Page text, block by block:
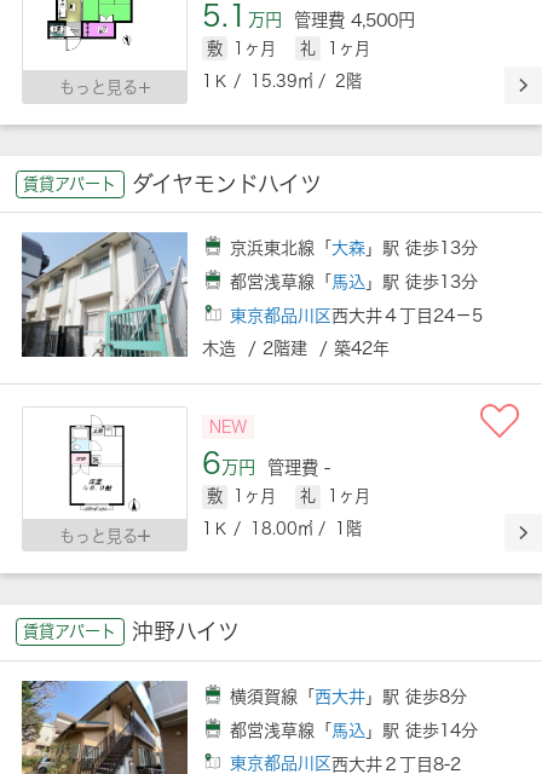
もっと見る
5.1万円 管理費 4,500円
敷 1ヶ月 礼
1ヶ月
1Ｋ / 15.39㎡ / 2階
賃貸アパート ダイヤモンドハイツ
京浜東北線「 大森 」駅 徒歩13分
都営浅草線「 馬込 」駅 徒歩13分
東京都品川区西大井４丁目24－5
木造 / 2階建 / 築42年
もっと見る
NEW
6万円 管理費 -
敷 1ヶ月 礼
1ヶ月
1Ｋ / 18.00㎡ / 1階
賃貸アパート 沖野ハイツ
横須賀線「西大井 」駅 徒歩8分
都営浅草線「 馬込 」駅 徒歩14分
東京都品川区西大井２丁目8-2